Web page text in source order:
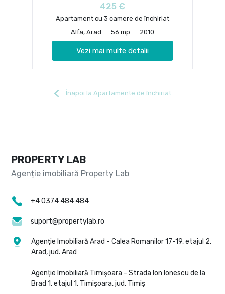
425 €
Apartament cu 3 camere de închiriat
Alfa, Arad
56 mp 2010
Vezi mai multe detalii
Înapoi la Apartamente de închiriat
PROPERTY LAB
+4 0374 484 484
suport@propertylab.ro
Agenție Imobiliară Arad - Calea Romanilor 17-19, etajul 2,
Arad, jud. Arad
Agenție Imobiliară Timișoara - Strada Ion Ionescu de la
Brad 1, etajul 1, Timișoara, jud. Timiș